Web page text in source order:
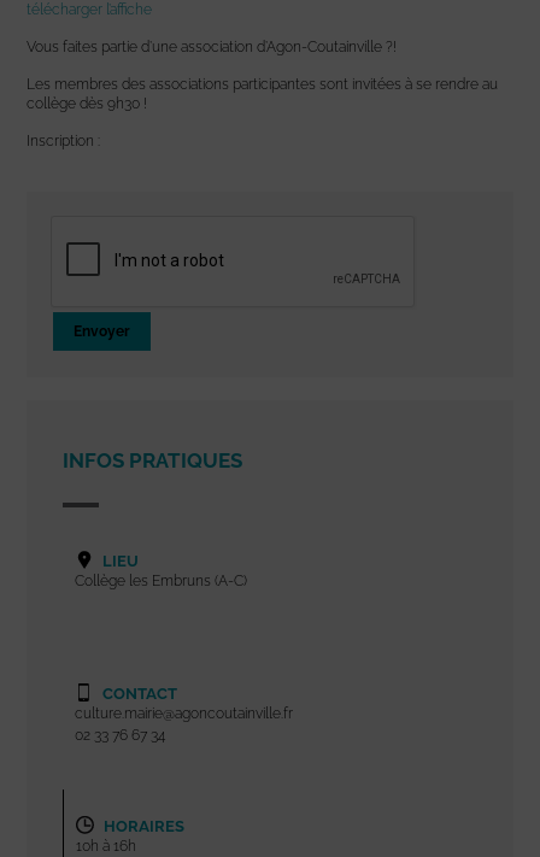
télécharger l’affiche
Vous faites partie d’une association d’Agon-Coutainville ?!
Les membres des associations participantes sont invitées à se rendre au
collège dès 9h30 !
Inscription :
Envoyer
INFOS PRATIQUES
LIEU
Collège les Embruns (A-C)
CONTACT
culture.mairie@agoncoutainville.fr
02 33 76 67 34
HORAIRES
10h à 16h